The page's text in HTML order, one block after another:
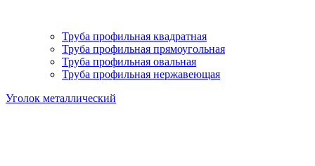
Труба профильная квадратная
Труба профильная прямоугольная
Труба профильная овальная
Труба профильная нержавеющая
Уголок металлический